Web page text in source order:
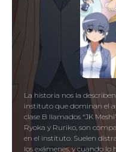
La historia nos la
instituto que dominan el
clase B llamados “JK
Ryoka y Ruriko, son
en el instituto. Suelen
los exámenes, y cuando lo